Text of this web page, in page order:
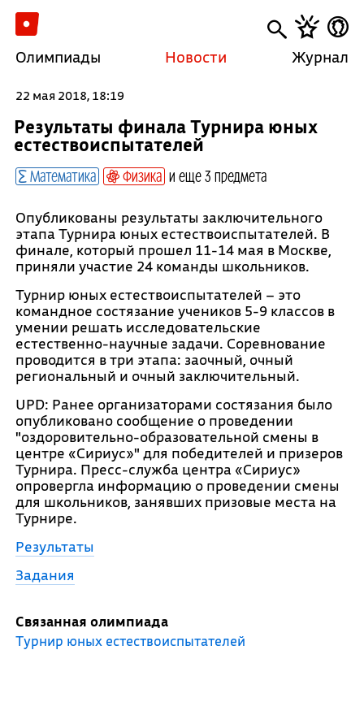
Олимпиады Новости Журнал
22 мая 2018, 18:19
Результаты финала Турнира юных
естествоиспытателей
Математика Физика и еще 3 предмета
Опубликованы результаты заключительного
этапа Турнира юных естествоиспытателей. В
финале, который прошел 11-14 мая в Москве,
приняли участие 24 команды школьников.
Турнир юных естествоиспытателей – это
командное состязание учеников 5-9 классов в
умении решать исследовательские
естественно-научные задачи. Соревнование
проводится в три этапа: заочный, очный
региональный и очный заключительный.
UPD: Ранее организаторами состязания было
опубликовано сообщение о проведении
"оздоровительно-образовательной смены в
центре «Сириус»" для победителей и призеров
Турнира. Пресс-служба центра «Сириус»
опровергла информацию о проведении смены
для школьников, занявших призовые места на
Турнире.
Результаты
Задания
Связанная олимпиада
Турнир юных естествоиспытателей